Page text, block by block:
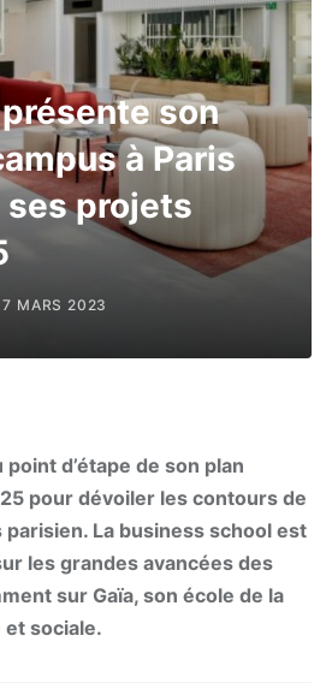
son
à Paris
projets
7 MARS 2023
d’étape de son plan
pour dévoiler les contours de
La business school est
les grandes avancées des
sur Gaïa, son école de la
sociale.